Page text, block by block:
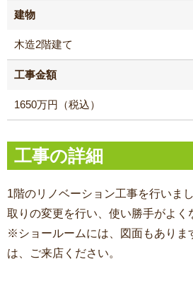
建物
木造2階建て
工事金額
1650万円（税込）
工事の詳細
1階のリノベーション工事を行いま
取りの変更を行い、使い勝手がよく
※ショールームには、図面もありま
は、ご来店ください。